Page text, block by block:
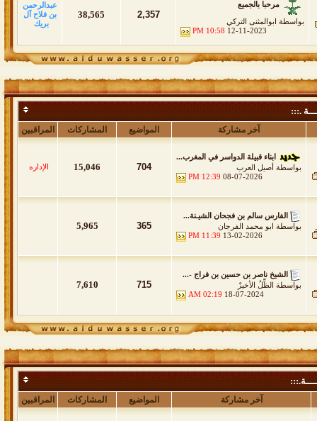
مرحبا بالجميع
بواسطة ابوالمثنى التركي
12-11-2023
10:58 PM
2,357
38,565
عبدالرحمن
بن فلاح آل
بريك
.:::
آخر مشاركة المواضيع المشاركات المراقبين
ابناء قبيلة الدواسر في المغرب...
بواسطة أصيل العرب
08-07-2026
12:39 PM
704
15,046 الإداره
الفارس سالم بن فجحان الشيـنة...
بواسطة ابو محمد الفرجان
13-02-2026
11:39 PM
365
5,965
الشيخ ناصر بن حسين بن فراج -...
بواسطة الظِّلُ الأخيرْ
18-07-2024
02:19 AM
715
7,610
آخر مشاركة المواضيع المشاركات المراقبين